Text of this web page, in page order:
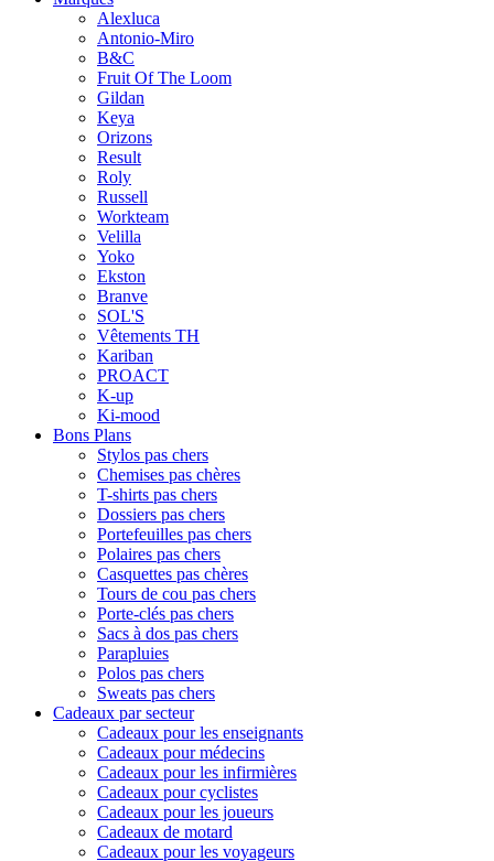
Alexluca
Antonio-Miro
B&C
Fruit Of The Loom
Gildan
Keya
Orizons
Result
Roly
Russell
Workteam
Velilla
Yoko
Ekston
Branve
SOL'S
Vêtements TH
Kariban
PROACT
K-up
Ki-mood
Bons Plans
Stylos pas chers
Chemises pas chères
T-shirts pas chers
Dossiers pas chers
Portefeuilles pas chers
Polaires pas chers
Casquettes pas chères
Tours de cou pas chers
Porte-clés pas chers
Sacs à dos pas chers
Parapluies
Polos pas chers
Sweats pas chers
Cadeaux par secteur
Cadeaux pour les enseignants
Cadeaux pour médecins
Cadeaux pour les infirmières
Cadeaux pour cyclistes
Cadeaux pour les joueurs
Cadeaux de motard
Cadeaux pour les voyageurs